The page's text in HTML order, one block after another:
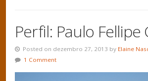
Perfil: Paulo Fellipe
Posted on dezembro 27, 2013 by Elaine
1 Comment